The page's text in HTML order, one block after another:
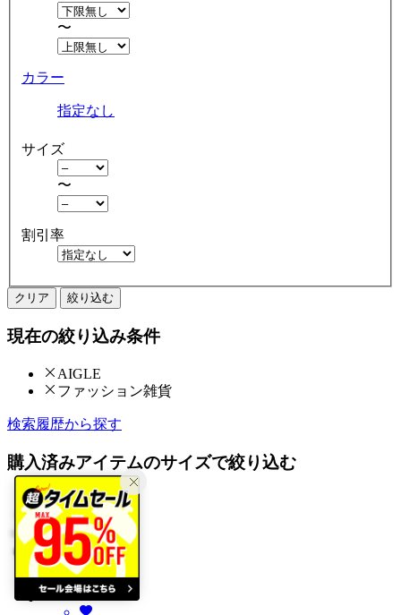
〜
カラー
指定なし
サイズ
〜
割引率
クリア 絞り込む
現在の絞り込み条件
AIGLE
ファッション雑貨
検索履歴から探す
購入済みアイテムのサイズで絞り込む